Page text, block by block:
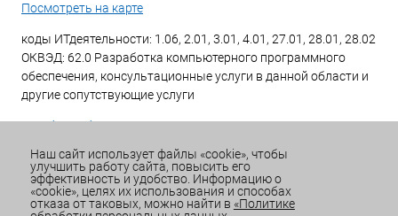
Посмотреть на карте
коды ИТдеятельности: 1.06, 2.01, 3.01, 4.01, 27.01, 28.01, 28.02
ОКВЭД: 62.0 Разработка компьютерного программного
обеспечения, консультационные услуги в данной области и
другие сопутствующие услуги
Email:office@sitdv.ru
График работы Пн-Пт: с 9:00 до 18:00 Сб/Вс: Выходной
Наш сайт использует файлы «cookie», чтобы
улучшить работу сайта, повысить его
эффективность и удобство. Информацию о
«cookie», целях их использования и способах
отказа от таковых, можно найти в «Политике